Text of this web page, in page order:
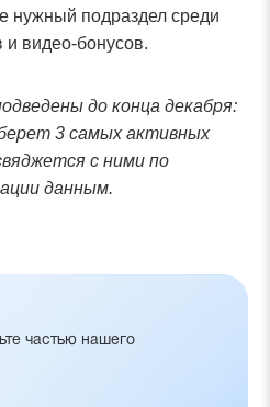
нужный подраздел среди
и видео-бонусов.
до конца декабря:
3 самых активных
с ними по
данным.
частью нашего